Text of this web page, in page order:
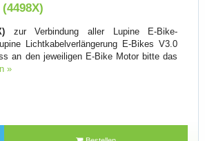
zur Verbindung aller Lupine E-Bike-
Lichtkabelverlängerung E-Bikes V3.0
an den jeweiligen E-Bike Motor bitte das
»